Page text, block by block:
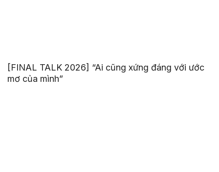
[FINAL TALK 2026] “Ai cũng xứng đáng với ước
mơ của mình”